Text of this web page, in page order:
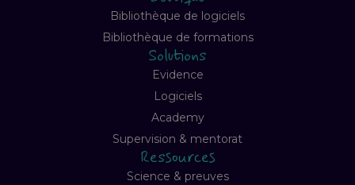
Bibliothèque de logiciels
Bibliothèque de formations
Solutions
Evidence
Logiciels
Academy
Supervision & mentorat
Ressources
Science & preuves